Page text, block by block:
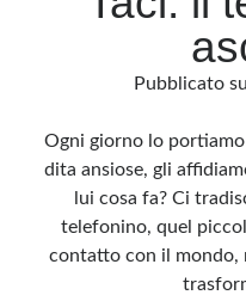
Pubblicato su
Ogni giorno lo
dita ansiose, gli
lui cosa fa? Ci
telefonino, quel
contatto con il mondo,